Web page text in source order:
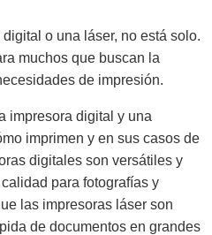
o una láser, no está solo.
muchos que buscan la
de impresión.
impresora digital y una
imprimen y en sus casos de
digitales son versátiles y
para fotografías y
las impresoras láser son
de documentos en grandes